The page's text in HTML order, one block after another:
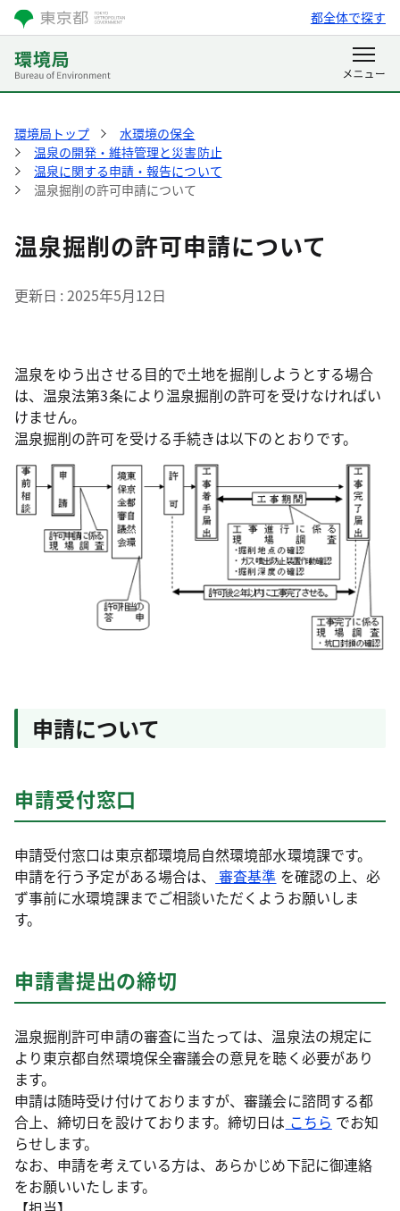
都全体で探す
環境局トップ
水環境の保全
温泉の開発・維持管理と災害防止
温泉に関する申請・報告について
温泉掘削の許可申請について
温泉掘削の許可申請について
更新日 2025年5月12日
温泉をゆう出させる目的で土地を掘削しようとする場合
は、温泉法第3条により温泉掘削の許可を受けなければい
けません。
温泉掘削の許可を受ける手続きは以下のとおりです。
申請について
申請受付窓口
申請受付窓口は東京都環境局自然環境部水環境課です。
申請を行う予定がある場合は、
審査基準 を確認の上、必
ず事前に水環境課までご相談いただくようお願いしま
す。
申請書提出の締切
温泉掘削許可申請の審査に当たっては、温泉法の規定に
より東京都自然環境保全審議会の意見を聴く必要があり
ます。
申請は随時受け付けておりますが、審議会に諮問する都
合上、締切日を設けております。締切日は こちら でお知
らせします。
なお、申請を考えている方は、あらかじめ下記に御連絡
をお願いいたします。